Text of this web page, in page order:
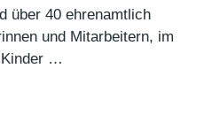
über 40 ehrenamtlich
und Mitarbeitern, im
Kinder …